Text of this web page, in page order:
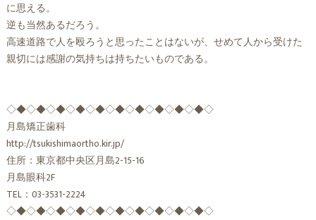
に思える。
逆も当然あるだろう。
高速道路で人を殴ろうと思ったことはないが、せめて人から受けた
親切には感謝の気持ちは持ちたいものである。
◇◆◇◆◇◆◇◆◇◆◇◆◇◆◇◆◇◆◇◆◇
月島矯正歯科
http://tsukishimaortho.kir.jp/
住所：東京都中央区月島2-15-16
月島眼科2F
TEL：03-3531-2224
◇◆◇◆◇◆◇◆◇◆◇◆◇◆◇◆◇◆◇◆◇